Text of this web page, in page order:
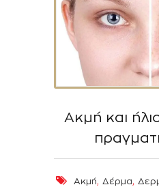
Ακμή και
Ακμή, Δέρμα,